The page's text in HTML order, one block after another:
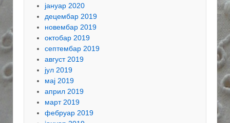
јануар 2020
децембар 2019
новембар 2019
октобар 2019
септембар 2019
август 2019
јул 2019
мај 2019
април 2019
март 2019
фебруар 2019